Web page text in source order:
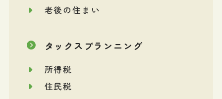
老後の住まい
タックスプランニング
所得税
住民税